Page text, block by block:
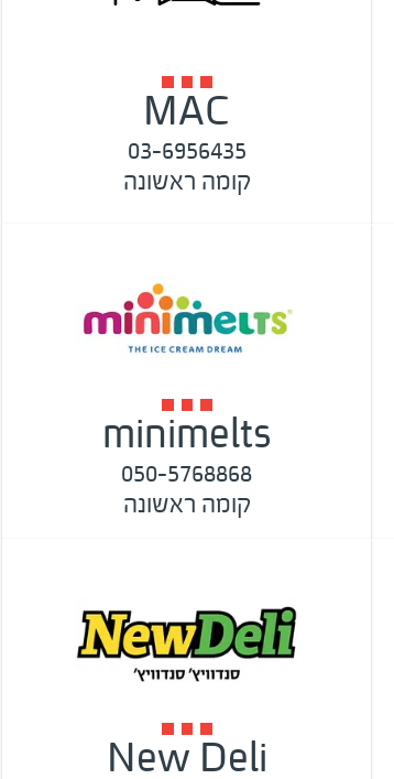
MAC
03-6956435
קומה ראשונה
minimelts
050-5768868
קומה ראשונה
New Deli